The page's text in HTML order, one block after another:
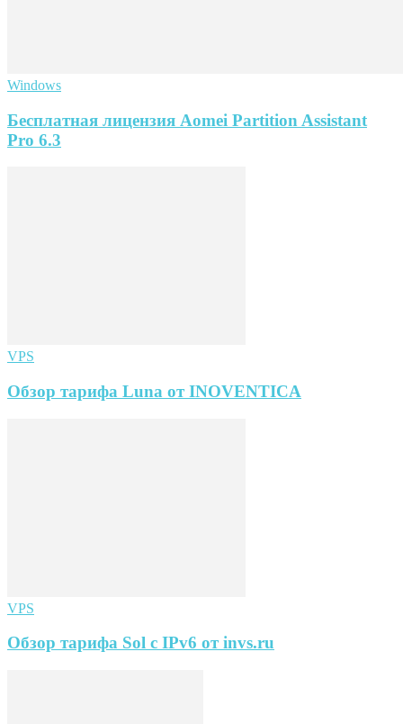
Windows
Бесплатная лицензия Aomei Partition Assistant
Pro 6.3
VPS
Обзор тарифа Luna от INOVENTICA
VPS
Обзор тарифа Sol с IPv6 от invs.ru